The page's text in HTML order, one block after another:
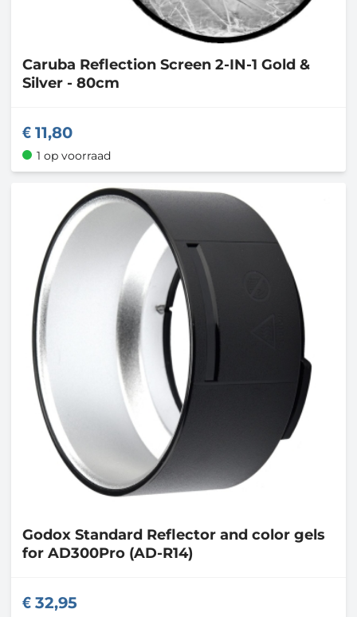
Caruba Reflection Screen 2-IN-1 Gold &
Silver - 80cm
11,80
1 op voorraad
Godox Standard Reflector and color gels
for AD300Pro (AD-R14)
32,95